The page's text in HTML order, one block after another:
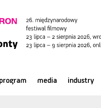
program media industry